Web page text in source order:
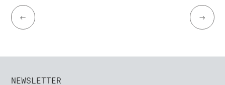
← →
NEWSLETTER